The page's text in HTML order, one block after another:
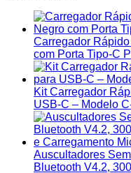
Carregador
com Porta Tipo-C
Kit Carregador
USB-C – Modelo
Auscultadores
Bluetooth V4.2,